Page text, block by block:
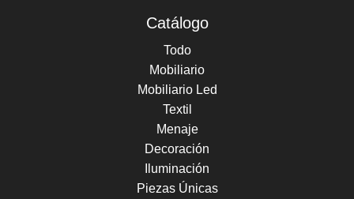
Catálogo
Todo
Mobiliario
Mobiliario Led
Textil
Menaje
Decoración
Iluminación
Piezas Únicas